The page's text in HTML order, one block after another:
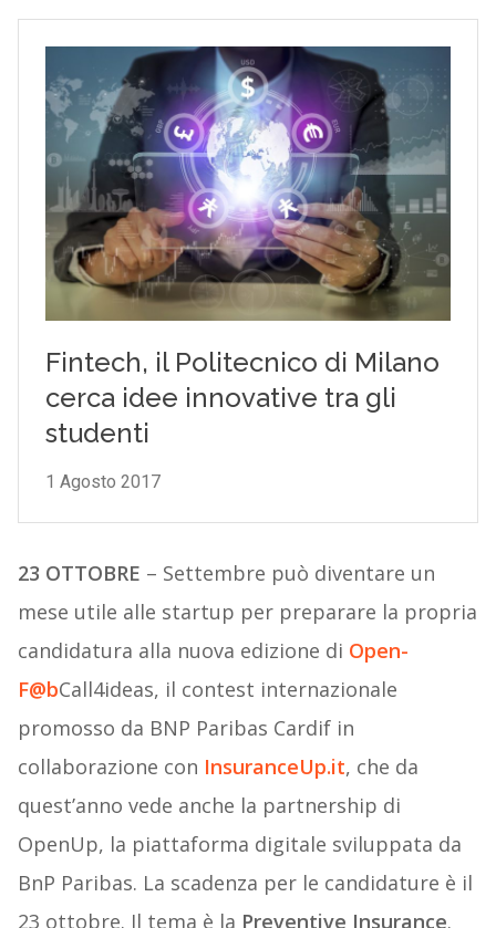
23 OTTOBRE – Settembre può diventare un
mese utile alle startup per preparare la propria
candidatura alla nuova edizione di Open-
F@bCall4ideas, il contest internazionale
promosso da BNP Paribas Cardif in
collaborazione con InsuranceUp.it, che da
quest’anno vede anche la partnership di
OpenUp, la piattaforma digitale sviluppata da
BnP Paribas. La scadenza per le candidature è il
23 ottobre. Il tema è la Preventive Insurance.